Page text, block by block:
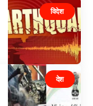
विदेश
देश